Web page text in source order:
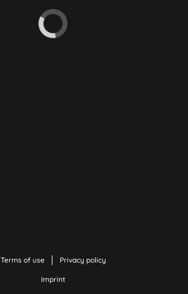
Terms of use Privacy policy
Imprint